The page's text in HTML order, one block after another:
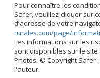
Pour connaître les
Safer, veuillez cliquer sur
d’adresse de votre
rurales.com/page/
Les informations sur les
sont disponibles sur le
Photos: © Copyright Safer
l'auteur.